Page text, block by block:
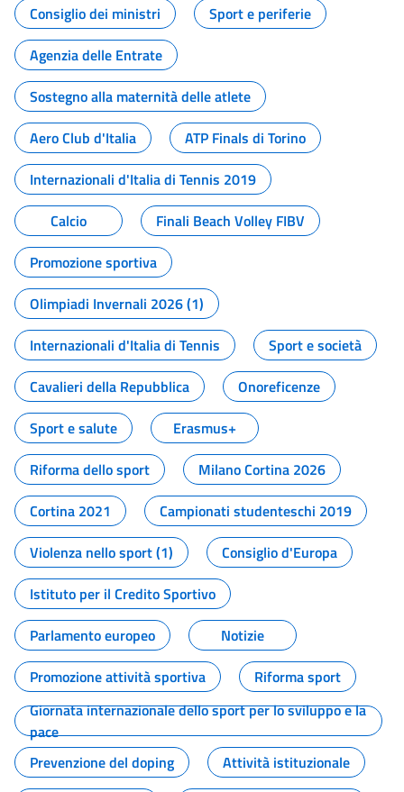
Consiglio dei ministri
Sport e periferie
Agenzia delle Entrate
Sostegno alla maternità delle atlete
Aero Club d'Italia
ATP Finals di Torino
Internazionali d'Italia di Tennis 2019
Calcio
Finali Beach Volley FIBV
Promozione sportiva
Olimpiadi Invernali 2026 (1)
Internazionali d'Italia di Tennis
Sport e società
Cavalieri della Repubblica
Onoreficenze
Sport e salute
Erasmus+
Riforma dello sport
Milano Cortina 2026
Cortina 2021
Campionati studenteschi 2019
Violenza nello sport (1)
Consiglio d'Europa
Istituto per il Credito Sportivo
Parlamento europeo
Notizie
Promozione attività sportiva
Riforma sport
Giornata internazionale dello sport per lo sviluppo e la
pace
Prevenzione del doping
Attività istituzionale